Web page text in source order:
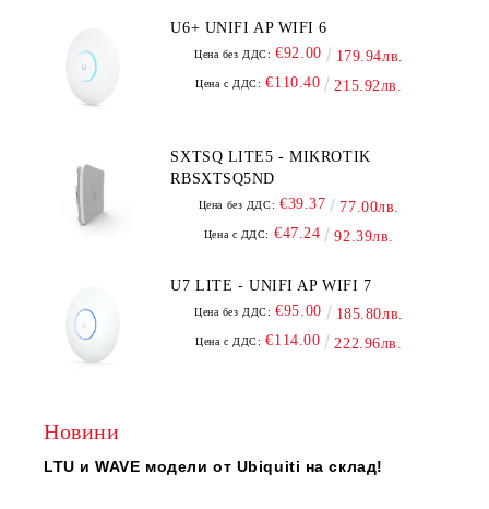
U6+ UNIFI AP WIFI 6
Цена без ДДС: €92.00 179.94лв.
Цена с ДДС: €110.40 215.92лв.
SXTSQ LITE5 - MIKROTIK
RBSXTSQ5ND
Цена без ДДС: €39.37 77.00лв.
Цена с ДДС: €47.24 92.39лв.
U7 LITE - UNIFI AP WIFI 7
Цена без ДДС: €95.00 185.80лв.
Цена с ДДС: €114.00 222.96лв.
Новини
LTU и WAVE модели от Ubiquiti на склад!